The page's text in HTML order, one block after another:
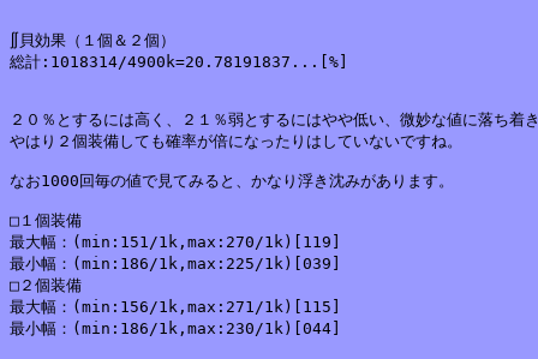
∬貝効果（１個＆２個）
総計:1018314/4900k=20.78191837...[%]
２０％とするには高く、２１％弱とするにはやや低い、微妙な値に落ち着
やはり２個装備しても確率が倍になったりはしていないですね。
なお1000回毎の値で見てみると、かなり浮き沈みがあります。
□１個装備
最大幅：(min:151/1k,max:270/1k)[119]
最小幅：(min:186/1k,max:225/1k)[039]
□２個装備
最大幅：(min:156/1k,max:271/1k)[115]
最小幅：(min:186/1k,max:230/1k)[044]